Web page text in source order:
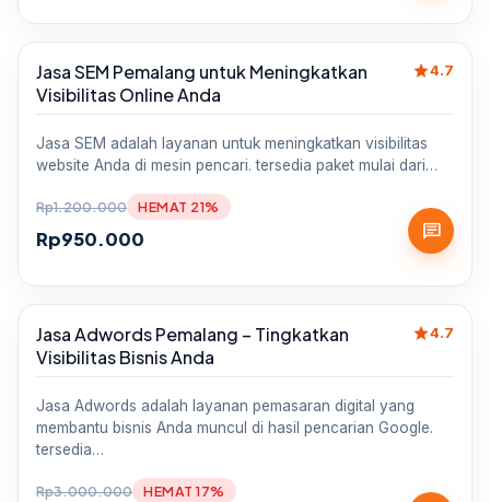
Sale
Jasa SEM Pemalang untuk Meningkatkan
Visibilitas Online Anda
star4.7
Jasa SEM adalah layanan untuk meningkatkan visibilitas
website Anda di mesin pencari. tersedia paket mulai dari…
Rp1.200.000
Rp950.000
HEMAT 21%
chat
Sale
Jasa Adwords Pemalang – Tingkatkan
Visibilitas Bisnis Anda
star4.7
Jasa Adwords adalah layanan pemasaran digital yang
membantu bisnis Anda muncul di hasil pencarian Google.
tersedia…
Rp3.000.000 HEMAT 17%